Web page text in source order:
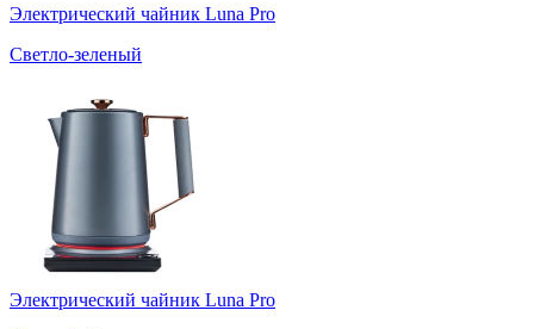
Электрический чайник Luna Pro
Светло-зеленый
Электрический чайник Luna Pro